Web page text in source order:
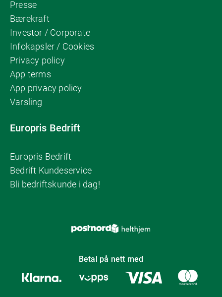
Presse
Bærekraft
Investor / Corporate
Infokapsler / Cookies
Privacy policy
App terms
App privacy policy
Varsling
Europris Bedrift
Europris Bedrift
Bedrift Kundeservice
Bli bedriftskunde i dag!
Betal på nett med